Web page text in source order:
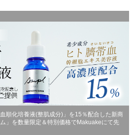
順化培養液(整肌成分)」を15％配合した新商
」を数量限定＆特別価格でMakuakeにて先